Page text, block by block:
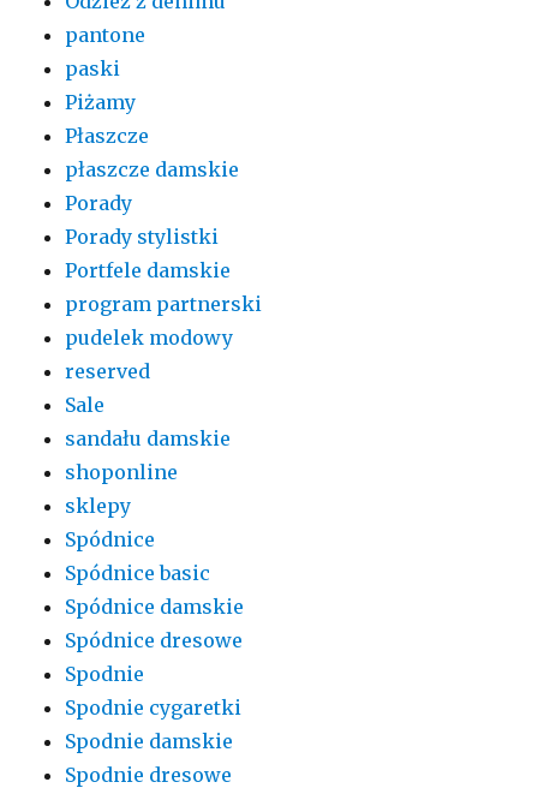
pantone
paski
Piżamy
Płaszcze
płaszcze damskie
Porady
Porady stylistki
Portfele damskie
program partnerski
pudelek modowy
reserved
Sale
sandału damskie
shoponline
sklepy
Spódnice
Spódnice basic
Spódnice damskie
Spódnice dresowe
Spodnie
Spodnie cygaretki
Spodnie damskie
Spodnie dresowe